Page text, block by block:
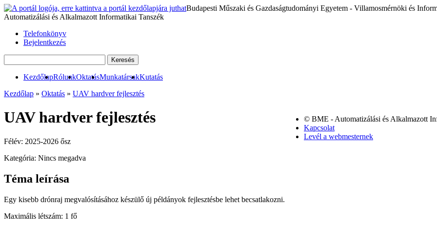
Budapesti Műszaki és Gazdaságtudományi Egyetem - Villamosmérnöki és
Automatizálási és Alkalmazott Informatikai Tanszék
Telefonkönyv
Bejelentkezés
KezdőlapRólunkOktatásMunkatársakKutatás
Kezdőlap » Oktatás » UAV hardver fejlesztés
UAV hardver fejlesztés
Félév: 2025-2026 ősz
Kategória: Nincs megadva
Téma leírása
Egy kisebb drónraj megvalósításához készülő új példányok fejlesztésbe lehet becsatlakozni.
Maximális létszám: 1 fő
© BME - Automatizálási és Alkalmazott
Kapcsolat
Levél a webmesternek